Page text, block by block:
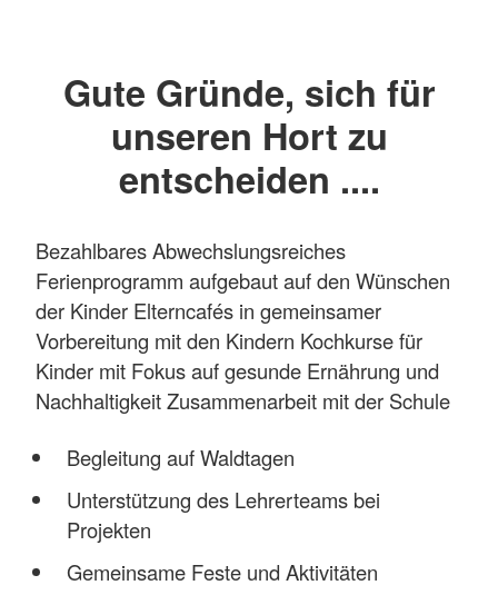
Gute Gründe, sich für
unseren Hort zu
entscheiden ....
Bezahlbares Abwechslungsreiches
Ferienprogramm aufgebaut auf den Wünschen
der Kinder Elterncafés in gemeinsamer
Vorbereitung mit den Kindern Kochkurse für
Kinder mit Fokus auf gesunde Ernährung und
Nachhaltigkeit Zusammenarbeit mit der Schule
Begleitung auf Waldtagen
Unterstützung des Lehrerteams bei
Projekten
Gemeinsame Feste und Aktivitäten